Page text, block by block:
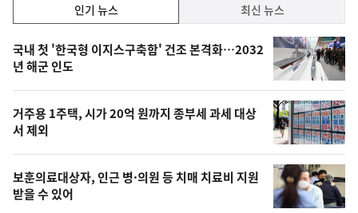
기,
최
신,
오
늘
의
영
상
인기 뉴스 최신 뉴스
인
기
뉴
스
국내 첫 '한국형 이지스구축함' 건조 본격화…2032
년 해군 인도
거주용 1주택, 시가 20억 원까지 종부세 과세 대상
서 제외
보훈의료대상자, 인근 병·의원 등 치매 치료비 지원
받을 수 있어